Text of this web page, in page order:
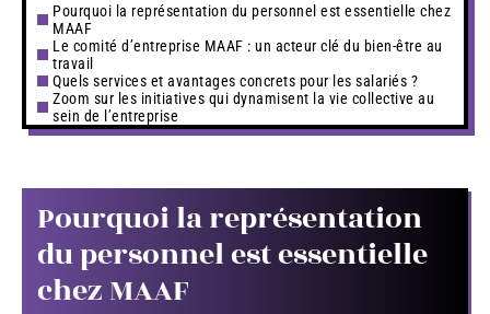
Pourquoi la représentation du personnel est essentielle chez
MAAF
Le comité d’entreprise MAAF : un acteur clé du bien-être au
travail
Quels services et avantages concrets pour les salariés ?
Zoom sur les initiatives qui dynamisent la vie collective au
sein de l’entreprise
Pourquoi la représentation
du personnel est essentielle
chez MAAF